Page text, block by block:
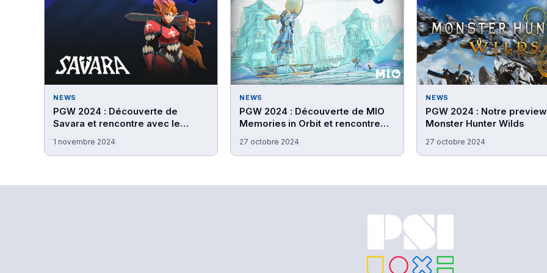
NEWS
PGW 2024 : Découverte de
Savara et rencontre avec le
1 novembre 2024
NEWS
PGW 2024 : Découverte de MIO
Memories in Orbit et rencontre
27 octobre 2024
NEWS
PGW 2024 : Notre
Monster Hunter Wilds
27 octobre 2024